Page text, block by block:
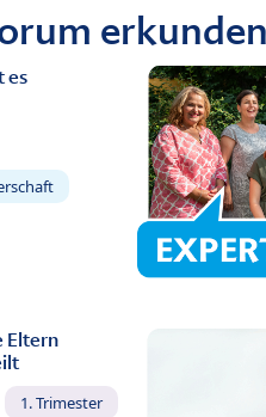
erkunden
es
Eltern
1. Trimester